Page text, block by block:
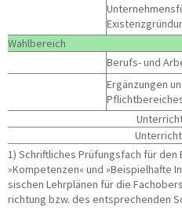
Wahl­be­reich
Berufs- und
Ergän­zun­gen
1) Schrift­li­ches Prü­fungs­fach für
»Kom­pe­ten­zen« und »Bei­spiel­haf­te
si­schen Lehr­plä­nen für die
rich­tung bzw. des ent­spre­chen­den